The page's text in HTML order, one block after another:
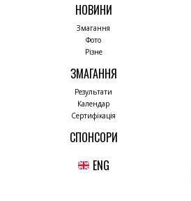
НОВИНИ
Змагання
Фото
Різне
ЗМАГАННЯ
Результати
Календар
Сертифікація
СПОНСОРИ
ENG